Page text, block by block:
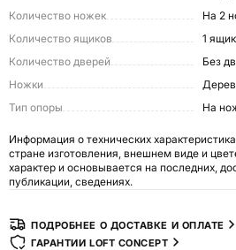
Количество ножек
На 2
Количество ящиков
1 ящик
Количество дверей
Без
Ножки
Тип опоры
На
Информация о технических
стране изготовления, внешнем виде и
характер и основывается на последних,
публикации, сведениях.
ПОДРОБНЕЕ О ДОСТАВКЕ И ОПЛАТЕ
ГАРАНТИИ LOFT CONCEPT